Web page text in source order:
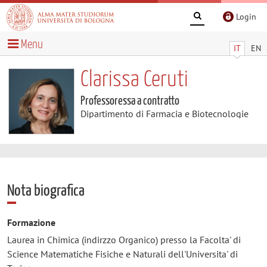
Login
IT EN
Menu
Clarissa Ceruti
Professoressa a contratto
Dipartimento di Farmacia e Biotecnologie
Nota biografica
Formazione
Laurea in Chimica (indirzzo Organico) presso la Facolta' di
Science Matematiche Fisiche e Naturali dell'Universita' di